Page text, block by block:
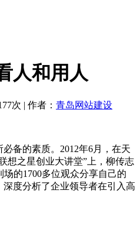
人和用人
次 | 作者： 青岛网站建设
备的素质。2012年6月，在天
想之星创业大讲堂”上，柳传志
的1700多位观众分享自己的
度分析了企业领导者在引入高